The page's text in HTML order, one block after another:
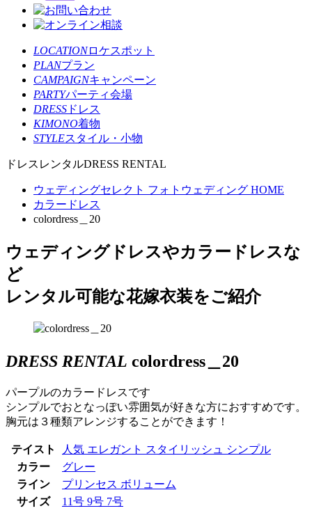
LOCATIONロケスポット
PLANプラン
CAMPAIGNキャンペーン
PARTYパーティ会場
DRESS ドレス
KIMONO着物
STYLEスタイル・小物
ドレスレンタルDRESS RENTAL
ウェディングセレクト フォトウェディング HOME
カラードレス
colordress＿20
ウェディングドレスやカラードレスな
ど
レンタル可能な花嫁衣装をご紹介
DRESS RENTAL colordress＿20
パープルのカラードレスです
シンプルでおとなっぽい雰囲気が好きな方におすすめです。
胸元は３種類アレンジすることができます！
テイスト 人気 エレガント スタイリッシュ シンプル
カラー
グレー
ライン
プリンセス ボリューム
サイズ
11号 9号 7号